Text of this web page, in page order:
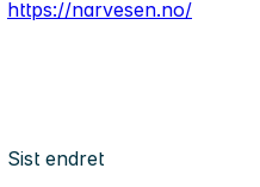
https://narvesen.no/
Sist endret